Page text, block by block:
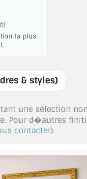
la plus
& styles)
une sélection
Pour d�autres
contacter).